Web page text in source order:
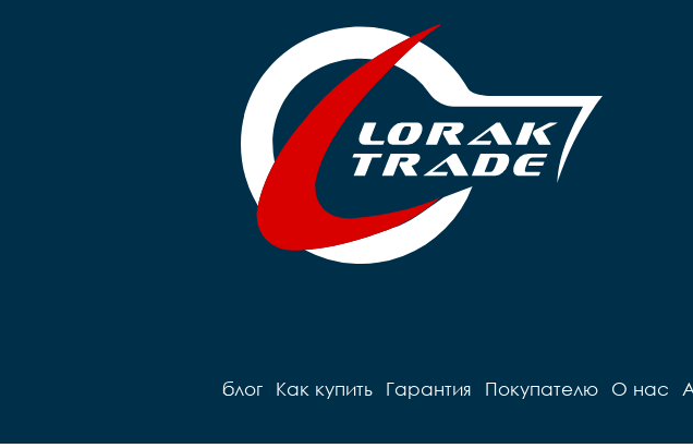
блог Как купить Гарантия Покупателю О нас